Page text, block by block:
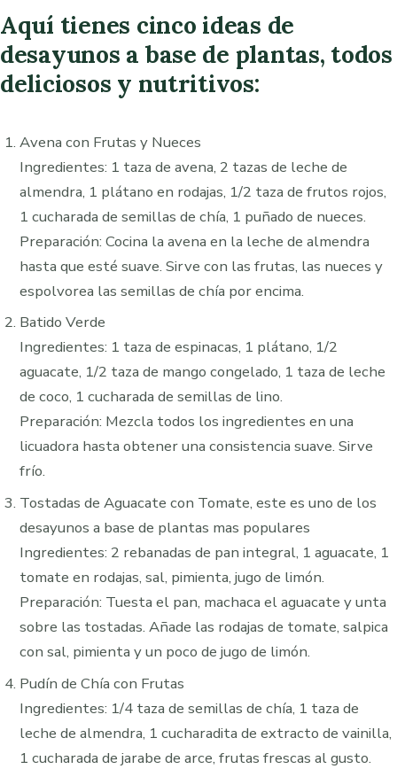
Aquí tienes cinco ideas de
desayunos a base de plantas, todos
deliciosos y nutritivos:
Avena con Frutas y Nueces
Ingredientes: 1 taza de avena, 2 tazas de leche de
almendra, 1 plátano en rodajas, 1/2 taza de frutos rojos,
1 cucharada de semillas de chía, 1 puñado de nueces.
Preparación: Cocina la avena en la leche de almendra
hasta que esté suave. Sirve con las frutas, las nueces y
espolvorea las semillas de chía por encima.
Batido Verde
Ingredientes: 1 taza de espinacas, 1 plátano, 1/2
aguacate, 1/2 taza de mango congelado, 1 taza de leche
de coco, 1 cucharada de semillas de lino.
Preparación: Mezcla todos los ingredientes en una
licuadora hasta obtener una consistencia suave. Sirve
frío.
Tostadas de Aguacate con Tomate, este es uno de los
desayunos a base de plantas mas populares
Ingredientes: 2 rebanadas de pan integral, 1 aguacate, 1
tomate en rodajas, sal, pimienta, jugo de limón.
Preparación: Tuesta el pan, machaca el aguacate y unta
sobre las tostadas. Añade las rodajas de tomate, salpica
con sal, pimienta y un poco de jugo de limón.
Pudín de Chía con Frutas
Ingredientes: 1/4 taza de semillas de chía, 1 taza de
leche de almendra, 1 cucharadita de extracto de vainilla,
1 cucharada de jarabe de arce, frutas frescas al gusto.